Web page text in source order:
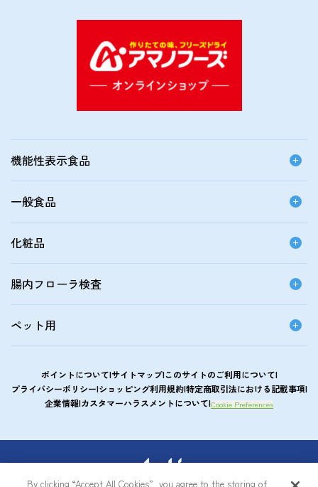
機能性表示食品
一般食品
化粧品
腸内フローラ検査
ペット用
ポイントについて サイトマップこのサイトのご利用について
プライバシーポリシー ショッピング利用規約特定商取引法における記載事項
企業情報 カスタマーハラスメントについて Cookie Preferences
アサヒカルピスウエルネスショップ
By clicking “Accept All Cookies”, you agree to the storing of